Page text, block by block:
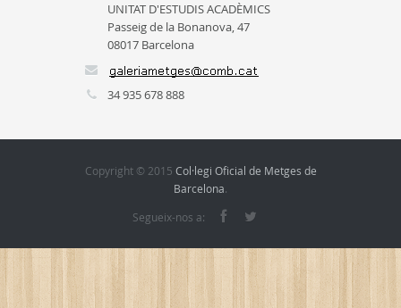
UNITAT D'ESTUDIS ACADÈMICS
Passeig de la Bonanova, 47
08017 Barcelona
34 935 678 888
Copyright © 2015 Col·legi Oficial de Metges de
Barcelona.
Segueix-nos a: